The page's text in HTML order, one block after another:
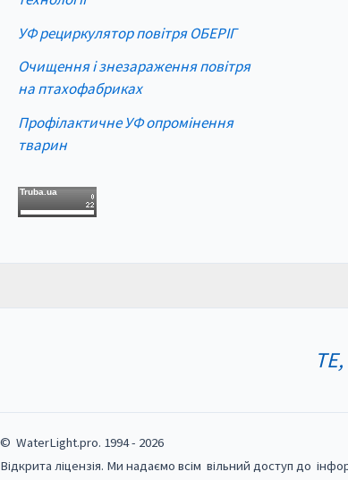
УФ рециркулятор повітря ОБЕРІГ
Очищення і знезараження повітря
на птахофабриках
Профілактичне УФ опромінення
тварин
Truba.ua
© WaterLight.pro. 1994 - 2026
Відкрита ліцензія. Ми надаємо всім вільний доступ до